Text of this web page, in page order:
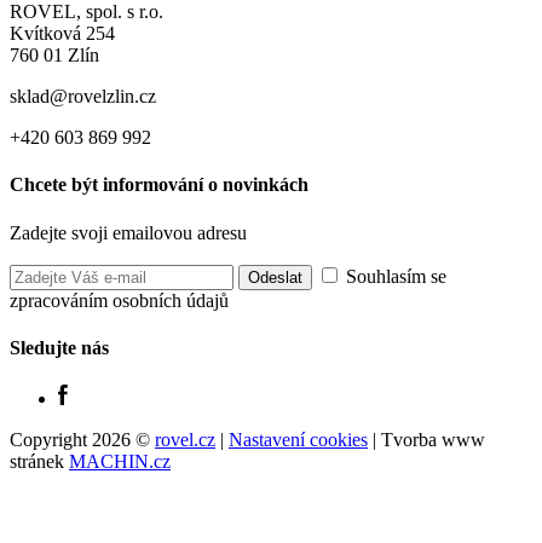
ROVEL, spol. s r.o.
Kvítková 254
760 01 Zlín
sklad@rovelzlin.cz
+420 603 869 992
Chcete být informování o novinkách
Zadejte svoji emailovou adresu
Souhlasím se
zpracováním osobních údajů
Sledujte nás
Copyright 2026 © rovel.cz | Nastavení cookies | Tvorba www
stránek MACHIN.cz